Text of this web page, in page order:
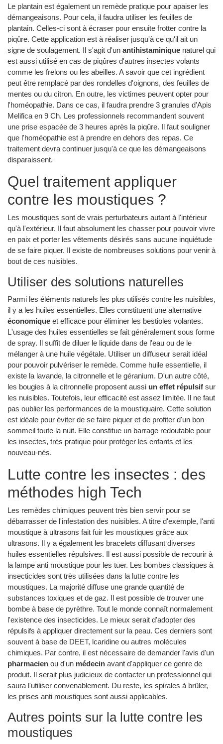
Le plantain est également un remède pratique pour apaiser les
démangeaisons. Pour cela, il faudra utiliser les feuilles de
plantain. Celles-ci sont à écraser pour ensuite frotter contre la
piqûre. Cette application est à réaliser jusqu'à ce qu'il ait un
signe de soulagement. Il s'agit d'un antihistaminique naturel qui
est aussi utilisé en cas de piqûres d'autres insectes volants
comme les frelons ou les abeilles. A savoir que cet ingrédient
peut être remplacé par des rondelles d'oignons, des feuilles de
mentes ou du citron. En outre, les victimes peuvent opter pour
l'homéopathie. Dans ce cas, il faudra prendre 3 granules d'Apis
Melifica en 9 Ch. Les professionnels recommandent souvent
une prise espacée de 3 heures après la piqûre. Il faut souligner
que l'homéopathie est à prendre en dehors des repas. Ce
traitement devra continuer jusqu'à ce que les démangeaisons
disparaissent.
Quel traitement appliquer
contre les moustiques ?
Les moustiques sont de vrais perturbateurs autant à l'intérieur
qu'à l'extérieur. Il faut absolument les chasser pour pouvoir vivre
en paix et porter les vêtements désirés sans aucune inquiétude
de se faire piquer. Il existe de nombreuses solutions pour venir à
bout de ces nuisibles.
Utiliser des solutions naturelles
Parmi les éléments naturels les plus utilisés contre les nuisibles,
il y a les huiles essentielles. Elles constituent une alternative
économique et efficace pour éliminer les bestioles volantes.
L'usage des huiles essentielles se fait généralement sous forme
de spray. Il suffit de diluer le liquide dans de l'eau ou de le
mélanger à une huile végétale. Utiliser un diffuseur serait idéal
pour pouvoir pulvériser le remède. Comme huile essentielle, il
existe la lavande, la citronnelle et le géranium. D'un autre côté,
les bougies à la citronnelle proposent aussi un effet répulsif sur
les nuisibles. Toutefois, leur efficacité est assez limitée. Il ne faut
pas oublier les performances de la moustiquaire. Cette solution
est idéale pour éviter de se faire piquer et de profiter d'un bon
sommeil toute la nuit. Elle constitue un barrage redoutable pour
les insectes, très pratique pour protéger les enfants et les
nouveau-nés.
Lutte contre les insectes : des
méthodes high Tech
Les remèdes chimiques peuvent très bien servir pour se
débarrasser de l'infestation des nuisibles. A titre d'exemple, l'anti
moustique à ultrasons fait fuir les moustiques grâce aux
ultrasons. Il y a également les bracelets diffusant diverses
huiles essentielles répulsives. Il est aussi possible de recourir à
la lampe anti moustique pour les tuer. Les bombes classiques à
insecticides sont très utilisées dans la lutte contre les
moustiques. La majorité diffuse une grande quantité de
substances toxiques et de gaz. Il est possible de trouver une
bombe à base de pyrèthre. Tout le monde connaît normalement
l'existence des insecticides. Le mieux serait d'adopter des
répulsifs à appliquer directement sur la peau. Ces derniers sont
souvent à base de DEET, lcaridine ou autres molécules
chimiques. Par contre, il est nécessaire de demander l'avis d'un
pharmacien ou d'un médecin avant d'appliquer ce genre de
produit. Il serait plus judicieux de contacter un professionnel qui
saura l'utiliser convenablement. Du reste, les spirales à brûler,
les prises anti moustiques sont aussi applicables.
Autres points sur la lutte contre les
moustiques